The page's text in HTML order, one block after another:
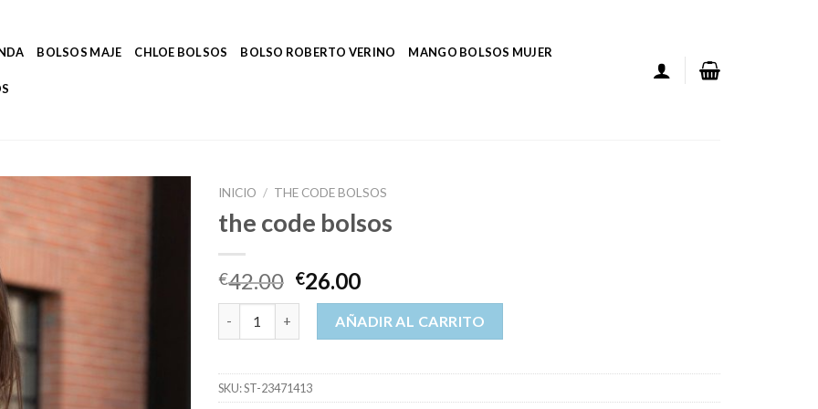
BOLSOS MAJE CHLOE BOLSOS BOLSO ROBERTO VERINO MANGO BOLSOS MUJER
INICIO / THE CODE BOLSOS
the code bolsos
€42.00 €26.00
the code bolsos cantidadAÑADIR AL CARRITO
SKU:ST-23471413